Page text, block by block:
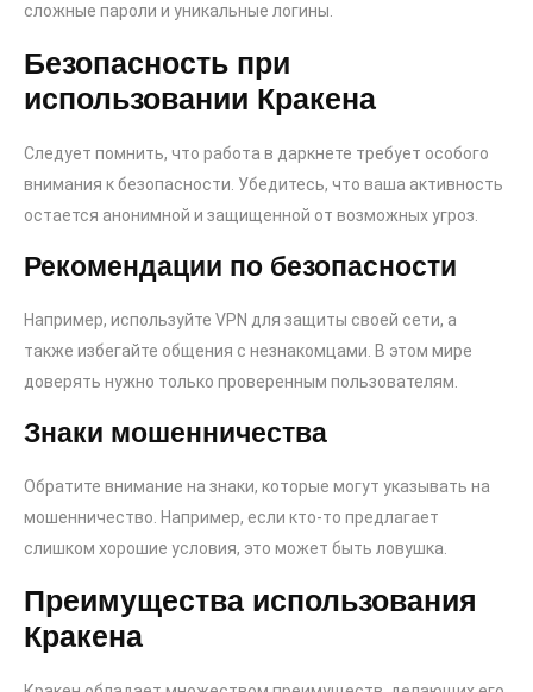
сложные пароли и уникальные логины.
Безопасность при
использовании Кракена
Следует помнить, что работа в даркнете требует особого
внимания к безопасности. Убедитесь, что ваша активность
остается анонимной и защищенной от возможных угроз.
Рекомендации по безопасности
Например, используйте VPN для защиты своей сети, а
также избегайте общения с незнакомцами. В этом мире
доверять нужно только проверенным пользователям.
Знаки мошенничества
Обратите внимание на знаки, которые могут указывать на
мошенничество. Например, если кто-то предлагает
слишком хорошие условия, это может быть ловушка.
Преимущества использования
Кракена